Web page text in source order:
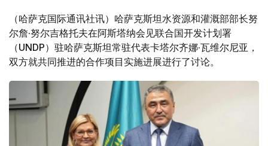
（哈萨克国际通讯社讯）哈萨克斯坦水资源和灌溉部部长努
尔詹·努尔吉格托夫在阿斯塔纳会见联合国开发计划署
（UNDP）驻哈萨克斯坦常驻代表卡塔尔齐娜·瓦维尔尼亚，
双方就共同推进的合作项目实施进展进行了讨论。